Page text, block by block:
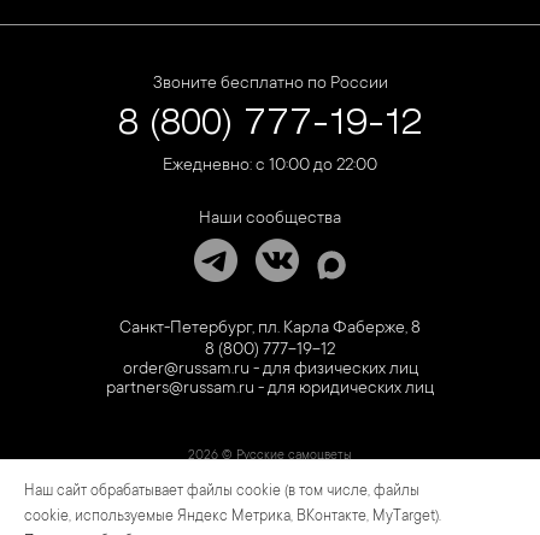
Звоните бесплатно по России
8 (800) 777-19-12
Ежедневно: с 10:00 до 22:00
Наши сообщества
Санкт-Петербург, пл. Карла Фаберже, 8
8 (800) 777-19-12
order@russam.ru - для физических лиц
partners@russam.ru - для юридических лиц
2026 © Русские самоцветы
Предложение не является публичной офертой. Цены на сайте и в розничной сети
могут отличаться. Информация на сайте о товаре носит рекламный характер и
Наш сайт обрабатывает файлы cookie (в том числе, файлы
cookie, используемые Яндекс Метрика, ВКонтакте, MyTarget).